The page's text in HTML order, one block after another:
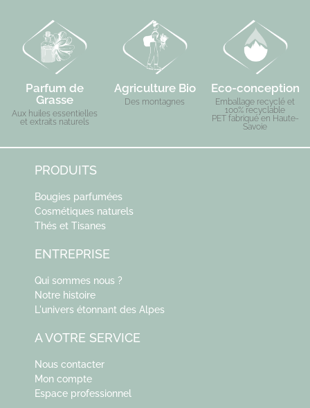
Parfum de
Grasse
Aux huiles essentielles
et extraits naturels
Agriculture Bio
Des montagnes
Eco-conception
Emballage recyclé et
100% recyclable
PET fabriqué en Haute-
Savoie
PRODUITS
Bougies parfumées
Cosmétiques naturels
Thés et Tisanes
ENTREPRISE
Qui sommes nous ?
Notre histoire
L'univers étonnant des Alpes
A VOTRE SERVICE
Nous contacter
Mon compte
Espace professionnel